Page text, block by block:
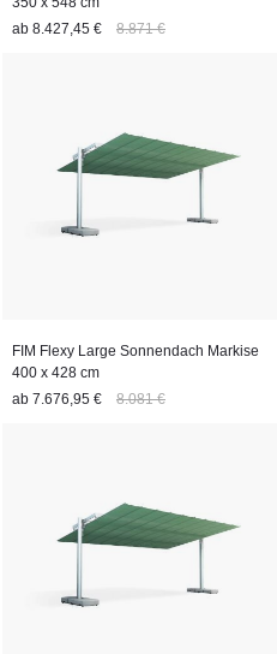
ab 8.427,45 € 8.871 €
FIM Flexy Large Sonnendach Markise
400 x 428 cm
ab 7.676,95 € 8.081 €